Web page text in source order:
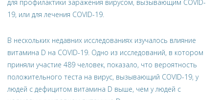
для профилактики заражения вирусом, вызывающим COVID-
19, или для лечения COVID-19.
В нескольких недавних исследованиях изучалось влияние
витамина D на COVID-19. Одно из исследований, в котором
приняли участие 489 человек, показало, что вероятность
положительного теста на вирус, вызывающий COVID-19, у
людей с дефицитом витамина D выше, чем у людей с